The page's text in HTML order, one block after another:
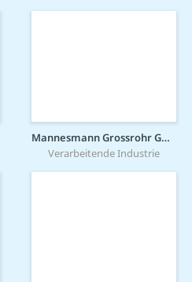
Mannesmann Grossrohr GmbH
Verarbeitende Industrie